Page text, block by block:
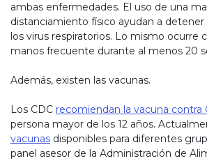
ambas enfermedades. El uso de una
distanciamiento físico ayudan a detener
los virus respiratorios. Lo mismo ocurre
manos frecuente durante al menos 20
Además, existen las vacunas.
Los CDC recomiendan la vacuna contra
persona mayor de los 12 años.
vacunas disponibles para diferentes
panel asesor de la Administración de